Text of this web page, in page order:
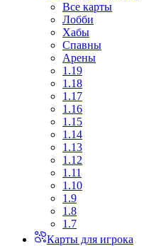
Все карты
Лобби
Хабы
Спавны
Арены
1.19
1.18
1.17
1.16
1.15
1.14
1.13
1.12
1.11
1.10
1.9
1.8
1.7
Карты для игрока